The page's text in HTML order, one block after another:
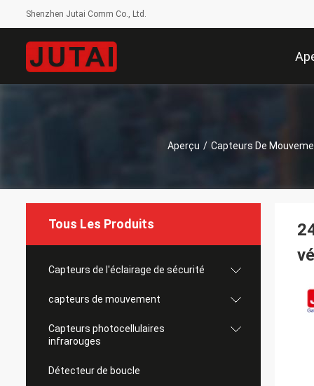
Shenzhen Jutai Comm Co., Ltd.
Aperçu / Capteurs De
Tous Les Produits
Capteurs de l'éclairage de sécurité
capteurs de mouvement
Capteurs photocellulaires
infrarouges
Détecteur de boucle